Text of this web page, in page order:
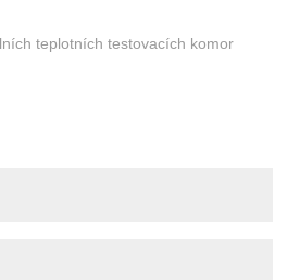
teplotních testovacích komor